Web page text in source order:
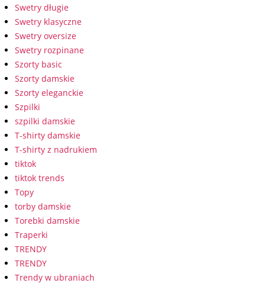
Swetry długie
Swetry klasyczne
Swetry oversize
Swetry rozpinane
Szorty basic
Szorty damskie
Szorty eleganckie
Szpilki
szpilki damskie
T-shirty damskie
T-shirty z nadrukiem
tiktok
tiktok trends
Topy
torby damskie
Torebki damskie
Traperki
TRENDY
TRENDY
Trendy w ubraniach